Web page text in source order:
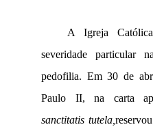
A Igreja
severidade particular
pedofilia. Em 30 de
Paulo II, na carta
sanctitatis tutela,